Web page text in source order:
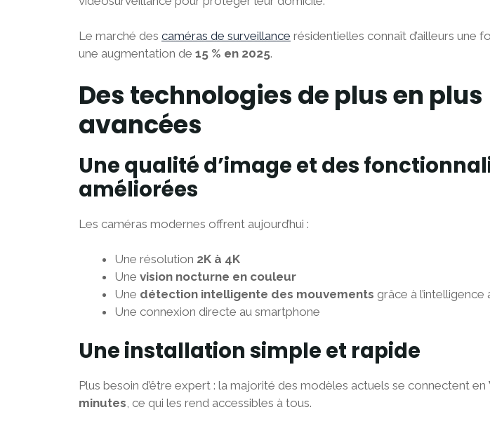
Le marché des caméras de surveillance résidentielles connaît d’ailleurs une
une augmentation de 15 % en 2025.
Des technologies de plus en plus
avancées
Une qualité d’image et des
améliorées
Les caméras modernes offrent aujourd’hui :
Une résolution 2K à 4K
Une vision nocturne en couleur
Une détection intelligente des mouvements grâce à l’intelligence
Une connexion directe au smartphone
Une installation simple et rapide
Plus besoin d’être expert : la majorité des modèles actuels se connectent en
minutes , ce qui les rend accessibles à tous.